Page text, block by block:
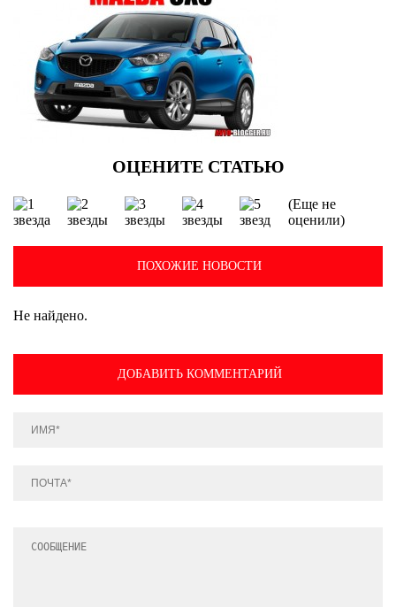
(Еще не
оценили)
ПОХОЖИЕ НОВОСТИ
Не найдено.
ДОБАВИТЬ КОММЕНТАРИЙ